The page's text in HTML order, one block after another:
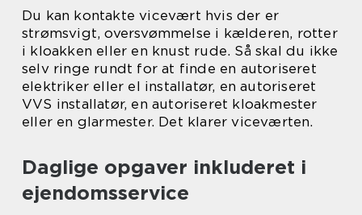
Du kan kontakte vicevært hvis der er
strømsvigt, oversvømmelse i kælderen, rotter
i kloakken eller en knust rude. Så skal du ikke
selv ringe rundt for at finde en autoriseret
elektriker eller el installatør, en autoriseret
VVS installatør, en autoriseret kloakmester
eller en glarmester. Det klarer viceværten.
Daglige opgaver inkluderet i
ejendomsservice